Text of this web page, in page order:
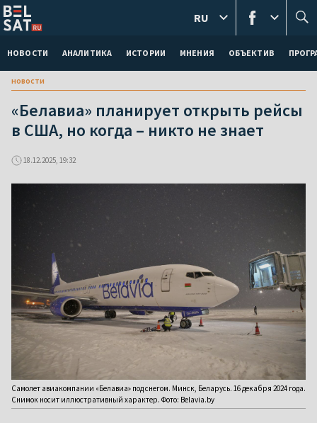
НОВОСТИ АНАЛИТИКА ИСТОРИИ МНЕНИЯ ОБЪЕКТИВ
RU
новости
«Белавиа» планирует открыть рейсы
в США, но когда – никто не знает
18.12.2025, 19:32
Самолет авиакомпании «Белавиа» под снегом. Минск, Беларусь. 16 декабря 2024 года.
Снимок носит иллюстративный характер. Фото: Belavia.by